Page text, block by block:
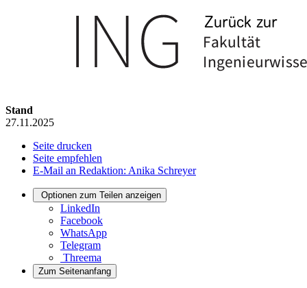
Stand
27.11.2025
Seite drucken
Seite empfehlen
E-Mail an Redaktion: Anika Schreyer
Optionen zum Teilen anzeigen
LinkedIn
Facebook
WhatsApp
Telegram
Threema
Zum Seitenanfang